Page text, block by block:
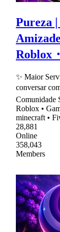
Pureza
Roblox
✨ Maior
conversar
Comunidade
Roblox •
minecraft •
28,881
Online
358,043
Members